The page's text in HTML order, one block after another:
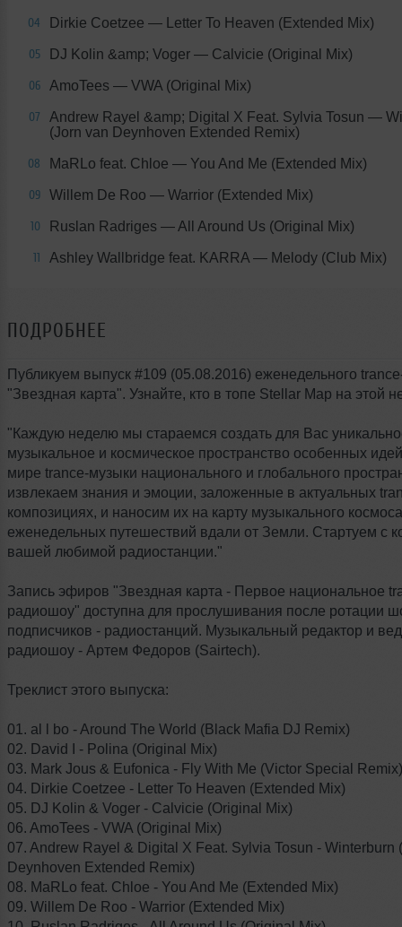
04 Dirkie Coetzee — Letter To Heaven (Extended Mix)
05 DJ Kolin &amp; Voger — Calvicie (Original Mix)
06 AmoTees — VWA (Original Mix)
07 Andrew Rayel &amp; Digital X Feat. Sylvia Tosun —
(Jorn van Deynhoven Extended Remix)
08 MaRLo feat. Chloe — You And Me (Extended Mix)
09 Willem De Roo — Warrior (Extended Mix)
10 Ruslan Radriges — All Around Us (Original Mix)
11 Ashley Wallbridge feat. KARRA — Melody (Club Mix)
ПОДРОБНЕЕ
Публикуем выпуск #109 (05.08.2016) еженедельного
"Звездная карта". Узнайте, кто в топе Stellar Map на этой
"Каждую неделю мы стараемся создать для Вас
музыкальное и космическое пространство особенных
мире trance-музыки национального и глобального
извлекаем знания и эмоции, заложенные в актуальных
композициях, и наносим их на карту музыкального
еженедельных путешествий вдали от Земли. Стартуем с
вашей любимой радиостанции."
Запись эфиров "Звездная карта - Первое национальное
радиошоу" доступна для прослушивания после ротации
подписчиков - радиостанций. Музыкальный редактор и
радиошоу - Артем Федоров (Sairtech).
Треклист этого выпуска:
01. al l bo - Around The World (Black Mafia DJ Remix)
02. David I - Polina (Original Mix)
03. Mark Jous & Eufonica - Fly With Me (Victor Special
04. Dirkie Coetzee - Letter To Heaven (Extended Mix)
05. DJ Kolin & Voger - Calvicie (Original Mix)
06. AmoTees - VWA (Original Mix)
07. Andrew Rayel & Digital X Feat. Sylvia Tosun - Winterburn
Deynhoven Extended Remix)
08. MaRLo feat. Chloe - You And Me (Extended Mix)
09. Willem De Roo - Warrior (Extended Mix)